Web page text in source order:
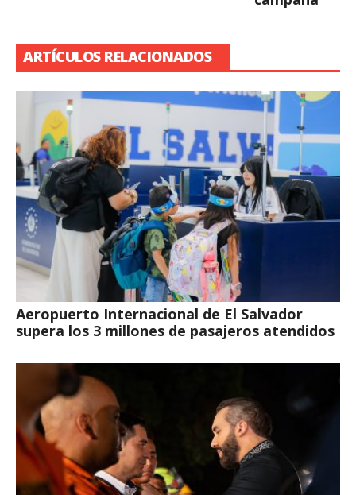
ARTÍCULOS RELACIONADOS
Aeropuerto Internacional de El Salvador
supera los 3 millones de pasajeros atendidos